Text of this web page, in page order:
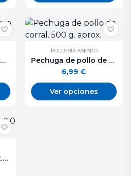
Carne picada de pavo. 500 g. aprox.
POLLERÍA ASENJO
Pechuga de pollo de corral. 500 g. aprox.
6,99 €
Ver opciones
Pollo - 1 unidad, 1.8-2.0 kg aprox.